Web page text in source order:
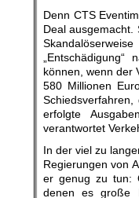
Denn CTS
Deal ausgemacht.
können, wenn der
580 Millionen
erfolgte
verantwortet
In der viel zu
Regierungen von
er genug zu tun:
denen es große